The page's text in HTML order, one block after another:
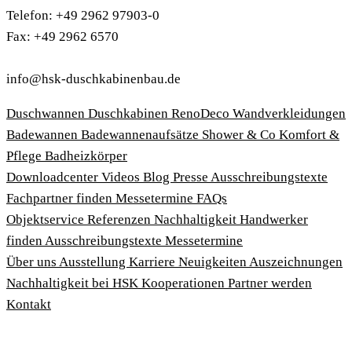
Telefon: +49 2962 97903-0
Fax: +49 2962 6570
info@hsk-duschkabinenbau.de
Duschwannen Duschkabinen RenoDeco Wandverkleidungen
Badewannen Badewannenaufsätze Shower & Co Komfort &
Pflege Badheizkörper
Download­center Videos Blog Presse Ausschreibungstexte
Fachpartner finden Messetermine FAQs
Objektservice Referenzen Nachhaltigkeit Handwerker
finden Ausschreibungstexte Messetermine
Über uns Ausstellung Karriere Neuigkeiten Auszeichnungen
Nachhaltigkeit bei HSK Kooperationen Partner werden
Kontakt